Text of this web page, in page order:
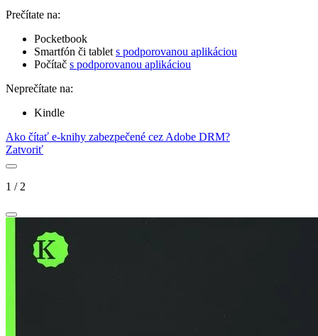
Prečítate na:
Pocketbook
Smartfón či tablet s podporovanou aplikáciou
Počítač s podporovanou aplikáciou
Neprečítate na:
Kindle
Ako čítať e-knihy zabezpečené cez Adobe DRM?
Zatvoriť
1 / 2